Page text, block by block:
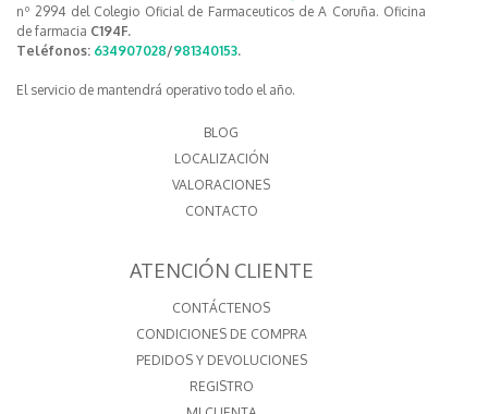
nº 2994 del Colegio Oficial de Farmaceuticos de A Coruña. Oficina
de farmacia C194F.
Teléfonos: 634907028/981340153.
El servicio de mantendrá operativo todo el año.
BLOG
LOCALIZACIÓN
VALORACIONES
CONTACTO
ATENCIÓN CLIENTE
CONTÁCTENOS
CONDICIONES DE COMPRA
PEDIDOS Y DEVOLUCIONES
REGISTRO